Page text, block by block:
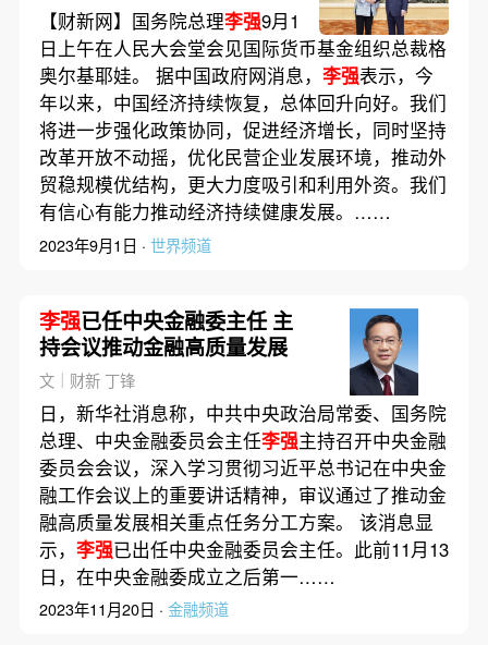
【财新网】国务院总理李强9月1
日上午在人民大会堂会见国际货币基金组织总裁格
奥尔基耶娃。 据中国政府网消息， 李强表示，今
年以来，中国经济持续恢复，总体回升向好。我们
将进一步强化政策协同，促进经济增长，同时坚持
改革开放不动摇，优化民营企业发展环境，推动外
贸稳规模优结构，更大力度吸引和利用外资。我们
有信心有能力推动经济持续健康发展。……
2023年9月1日 · 世界频道
李强已任中央金融委主任 主
持会议推动金融高质量发展
文｜财新 丁锋
日，新华社消息称，中共中央政治局常委、国务院
总理、中央金融委员会主任李强主持召开中央金融
委员会会议，深入学习贯彻习近平总书记在中央金
融工作会议上的重要讲话精神，审议通过了推动金
融高质量发展相关重点任务分工方案。 该消息显
示， 李强已出任中央金融委员会主任。此前11月13
日，在中央金融委成立之后第一……
2023年11月20日 · 金融频道